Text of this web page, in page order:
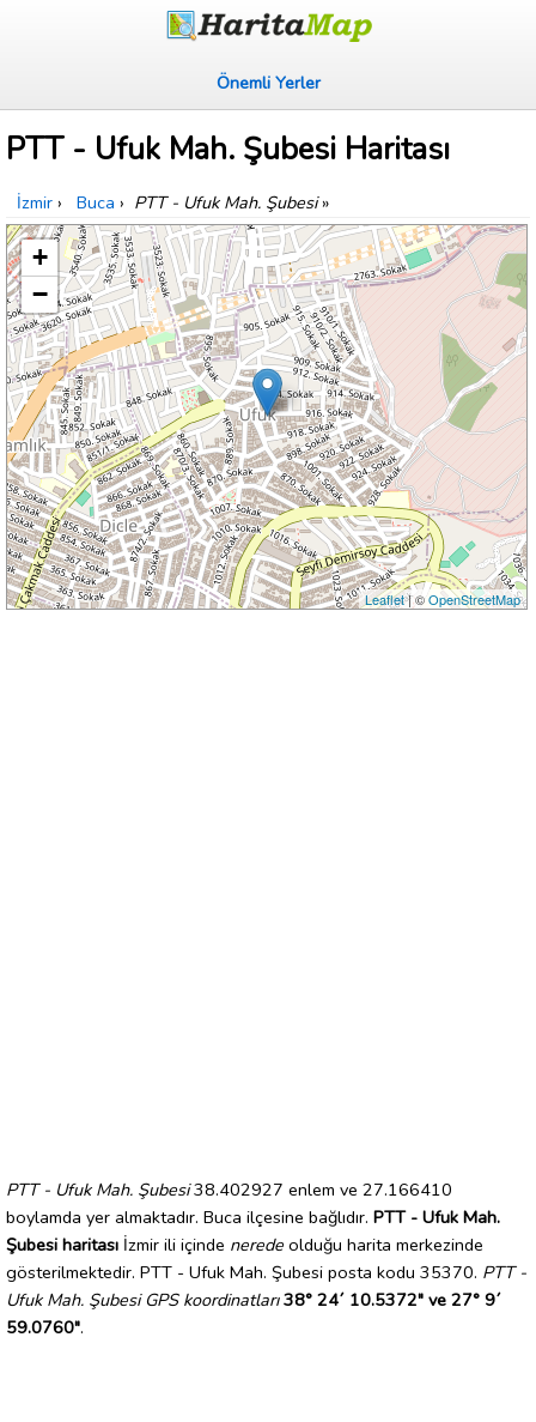
Önemli Yerler
PTT - Ufuk Mah. Şubesi Haritası
İzmir › Buca › PTT - Ufuk Mah. Şubesi»
+
−
Leaflet| ©OpenStreetMap
PTT - Ufuk Mah. Şubesi38.402927 enlem ve 27.166410
boylamda yer almaktadır. Buca ilçesine bağlıdır. PTT - Ufuk Mah.
Şubesi haritası İzmir ili içinde nerede olduğu harita merkezinde
gösterilmektedir. PTT - Ufuk Mah. Şubesi posta kodu 35370. PTT -
Ufuk Mah. Şubesi GPS koordinatları 38° 24´ 10.5372" ve 27° 9´
59.0760".